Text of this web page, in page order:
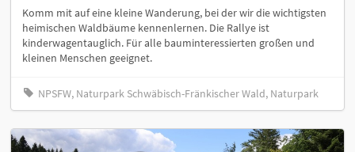
Komm mit auf eine kleine Wanderung, bei der wir die wichtigsten
heimischen Waldbäume kennenlernen. Die Rallye ist
kinderwagentauglich. Für alle bauminteressierten großen und
kleinen Menschen geeignet.
NPSFW, Naturpark Schwäbisch-Fränkischer Wald, Naturpark